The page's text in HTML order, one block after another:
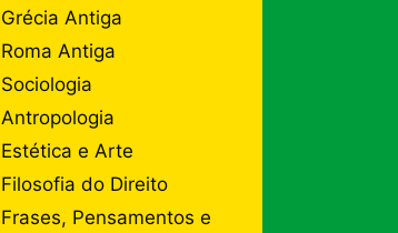
Grécia Antiga
Roma Antiga
Sociologia
Antropologia
Estética e Arte
Filosofia do Direito
Frases, Pensamentos e